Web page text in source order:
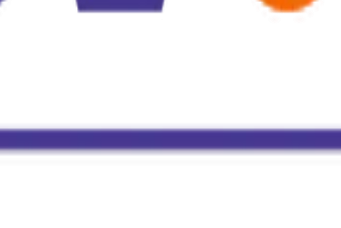
Sicurezza Alimentare e sulla Protezione Ambientale,
di mercato è essenziale per tutelare la Salute